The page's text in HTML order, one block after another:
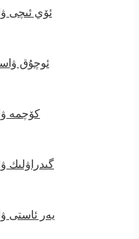
ئۆي ئىچى
ئوچۇق
كۆچمە
گىدراۋلىك
يەر ئاستى